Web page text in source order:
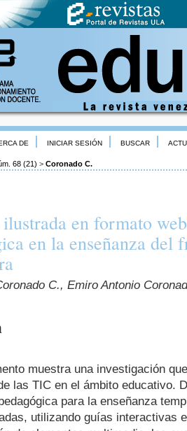
DE INICIAR SESIÓN BUSCAR
68 (21) > Coronado C.
en formato
en la enseñanza del
C., Emiro Antonio
muestra una investigación
las TIC en el ámbito educativo.
para la enseñanza
utilizando guías interactivas